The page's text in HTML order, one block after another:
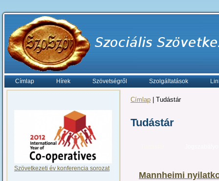
Címlap Hírek Szövetségről Szolgáltatások
Szövetkezeti év konferencia sorozat
Címlap | Tudástár
Tudástár
Mannheimi